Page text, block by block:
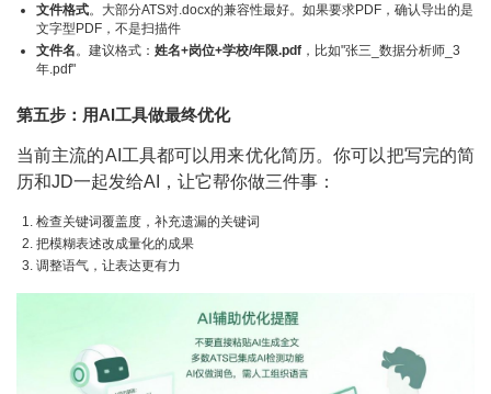
文件格式。大部分ATS对.docx的兼容性最好。如果要求PDF，确认导出的是
文字型PDF，不是扫描件
文件名 。建议格式： 姓名+岗位+学校/年限.pdf ，比如"张三_数据分析师_3
年.pdf"
第五步：用AI工具做最终优化
当前主流的AI工具都可以用来优化简历。你可以把写完的简
历和JD一起发给AI，让它帮你做三件事：
检查关键词覆盖度，补充遗漏的关键词
把模糊表述改成量化的成果
调整语气，让表达更有力